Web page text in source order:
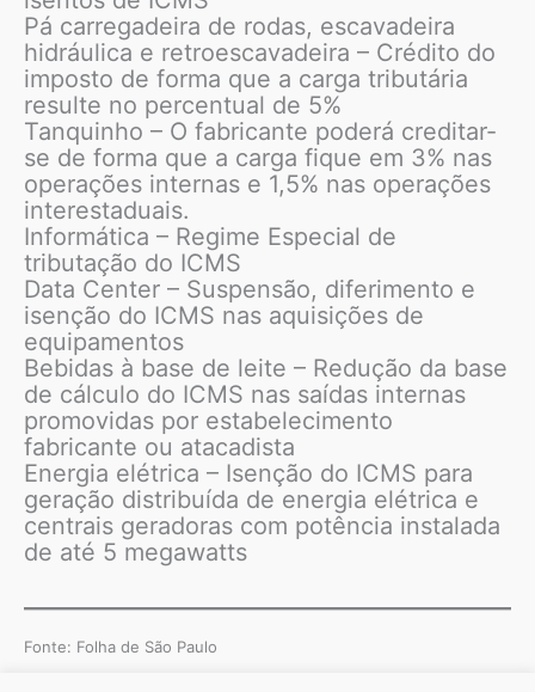
Pá carregadeira de rodas, escavadeira
hidráulica e retroescavadeira – Crédito do
imposto de forma que a carga tributária
resulte no percentual de 5%
Tanquinho – O fabricante poderá creditar-
se de forma que a carga fique em 3% nas
operações internas e 1,5% nas operações
interestaduais.
Informática – Regime Especial de
tributação do ICMS
Data Center – Suspensão, diferimento e
isenção do ICMS nas aquisições de
equipamentos
Bebidas à base de leite – Redução da base
de cálculo do ICMS nas saídas internas
promovidas por estabelecimento
fabricante ou atacadista
Energia elétrica – Isenção do ICMS para
geração distribuída de energia elétrica e
centrais geradoras com potência instalada
de até 5 megawatts
Fonte: Folha de São Paulo